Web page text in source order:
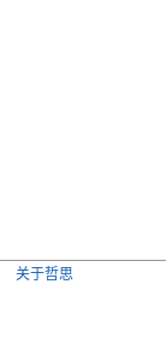
关于哲思